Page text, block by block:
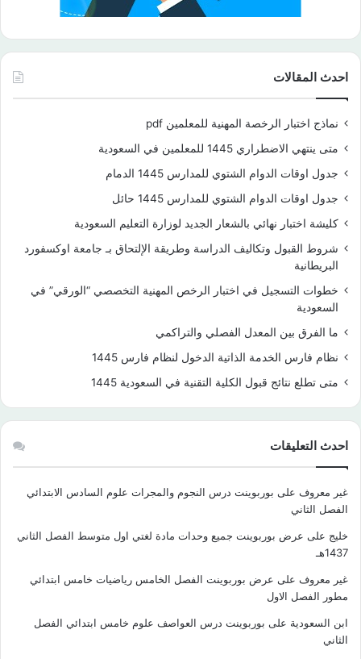
احدث المقالات
نماذج اختبار الرخصة المهنية للمعلمين pdf
متى ينتهي الاضطراري 1445 للمعلمين في السعودية
جدول اوقات الدوام الشتوي للمدارس 1445 الدمام
جدول اوقات الدوام الشتوي للمدارس 1445 حائل
كليشة اختبار نهائي بالشعار الجديد لوزارة التعليم السعودية
شروط القبول وتكاليف الدراسة وطريقة الإلتحاق بـ جامعة اوكسفورد
البريطانية
خطوات التسجيل في اختبار الرخص المهنية التخصصي “الورقي” في
السعودية
ما الفرق بين المعدل الفصلي والتراكمي
نظام فارس الخدمة الذاتية الدخول لنظام فارس 1445
متى تطلع نتائج قبول الكلية التقنية في السعودية 1445
احدث التعليقات
غير معروف على بوربوينت درس النجوم والمجرات علوم السادس الابتدائي
الفصل الثاني
خليج على عرض بوربوينت جميع وحدات مادة لغتي اول متوسط الفصل الثاني
1437هـ
غير معروف على عرض بوربوينت الفصل الخامس رياضيات خامس ابتدائي
مطور الفصل الاول
ابن السعودية على بوربوينت درس العواصف علوم خامس ابتدائي الفصل
الثاني